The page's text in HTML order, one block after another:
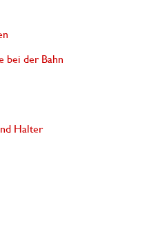
bei der Bahn
Halter